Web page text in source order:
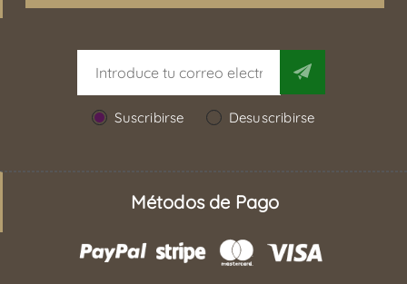
Suscribirse Desuscribirse
Métodos de Pago